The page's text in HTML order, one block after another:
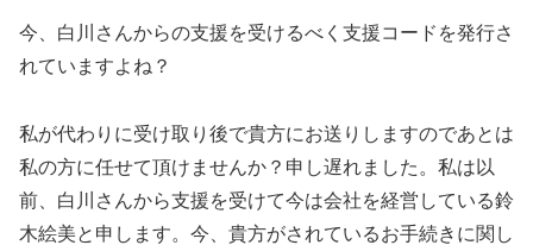
今、白川さんからの支援を受けるべく支援コードを発行さ
れていますよね？
私が代わりに受け取り後で貴方にお送りしますのであとは
私の方に任せて頂けませんか？申し遅れました。私は以
前、白川さんから支援を受けて今は会社を経営している鈴
木絵美と申します。今、貴方がされているお手続きに関し